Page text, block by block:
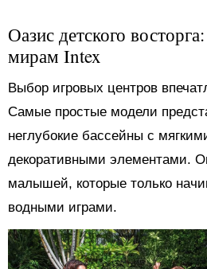
Оазис детского
мирам Intex
Выбор игровых центров
Самые простые модели
неглубокие бассейны с
декоративными элементами.
малышей, которые только
водными играми.